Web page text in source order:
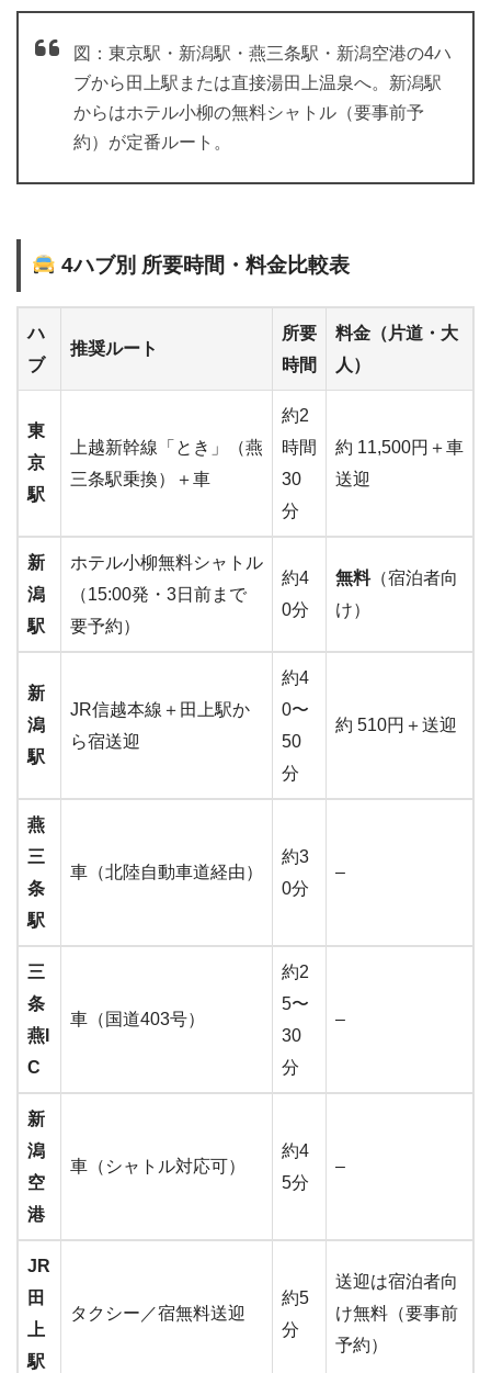
図：東京駅・新潟駅・燕三条駅・新潟空港の4ハ
ブから田上駅または直接湯田上温泉へ。新潟駅
からはホテル小柳の無料シャトル（要事前予
約）が定番ルート。
4ハブ別 所要時間・料金比較表
ハ
ブ
推奨ルート
所要
時間
料金（片道・大
人）
東
京
駅
上越新幹線「とき」（燕
三条駅乗換）＋車
約2
時間
30
分
約 11,500円＋車
送迎
新
潟
駅
ホテル小柳無料シャトル
（15:00発・3日前まで
要予約）
約4
0分
無料（宿泊者向
け）
新
潟
駅
JR信越本線＋田上駅か
ら宿送迎
約4
0〜
50
分
約 510円＋送迎
燕
三
条
駅
車（北陸自動車道経由）
約3
0分
–
三
条
燕I
C
車（国道403号）
約2
5〜
30
分
–
新
潟
空
港
車（シャトル対応可）
約4
5分
–
JR
田
上
駅
タクシー／宿無料送迎
約5
分
送迎は宿泊者向
け無料（要事前
予約）